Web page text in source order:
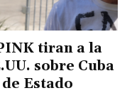
tiran a la
sobre Cuba
Estado